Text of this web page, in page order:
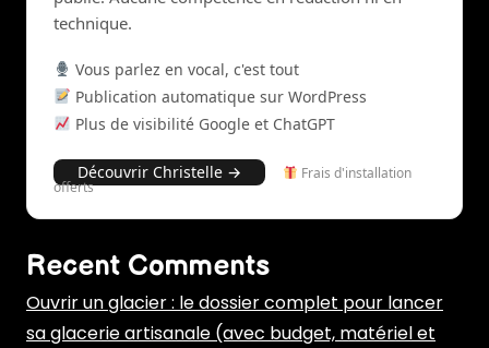
technique.
Vous parlez en vocal, c'est tout
Publication automatique sur WordPress
Plus de visibilité Google et ChatGPT
Découvrir Christelle → Frais d'installation
offerts
Recent Comments
Ouvrir un glacier : le dossier complet pour lancer
sa glacerie artisanale (avec budget, matériel et